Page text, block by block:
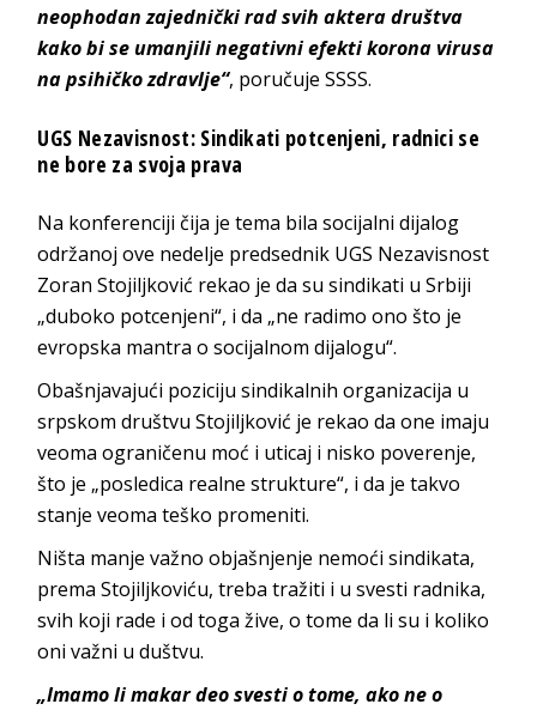
neophodan zajednički rad svih aktera društva
kako bi se umanjili negativni efekti korona virusa
na psihičko zdravlje“, poručuje SSSS.
UGS Nezavisnost: Sindikati potcenjeni, radnici se
ne bore za svoja prava
Na konferenciji čija je tema bila socijalni dijalog
održanoj ove nedelje predsednik UGS Nezavisnost
Zoran Stojiljković rekao je da su sindikati u Srbiji
„duboko potcenjeni“, i da „ne radimo ono što je
evropska mantra o socijalnom dijalogu“.
Obašnjavajući poziciju sindikalnih organizacija u
srpskom društvu Stojiljković je rekao da one imaju
veoma ograničenu moć i uticaj i nisko poverenje,
što je „posledica realne strukture“, i da je takvo
stanje veoma teško promeniti.
Ništa manje važno objašnjenje nemoći sindikata,
prema Stojiljkoviću, treba tražiti i u svesti radnika,
svih koji rade i od toga žive, o tome da li su i koliko
oni važni u duštvu.
„Imamo li makar deo svesti o tome, ako ne o